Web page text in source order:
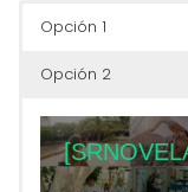
Opción 1
Opción 2